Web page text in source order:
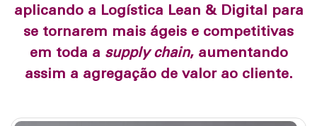
aplicando a Logística Lean & Digital para
se tornarem mais ágeis e competitivas
em toda a supply chain, aumentando
assim a agregação de valor ao cliente.